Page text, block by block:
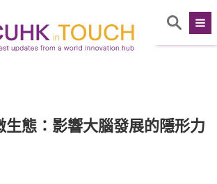
態：影響大腦發展的隱形力